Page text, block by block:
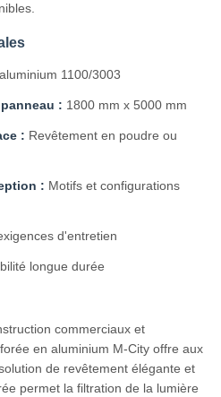
1100/3003
: 1800 mm x 5000 mm
: Revêtement en poudre ou
: Motifs et configurations
d'entretien
longue durée
commerciaux et
en aluminium M-City offre aux
de revêtement élégante et
permet la filtration de la lumière